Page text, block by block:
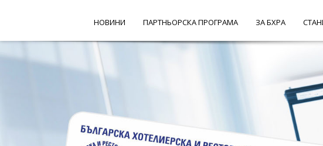
НОВИНИ ПАРТНЬОРСКА ПРОГРАМА ЗА БХРА